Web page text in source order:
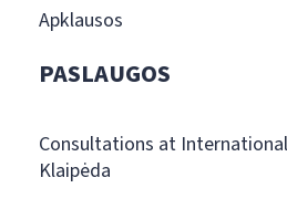
Apklausos
PASLAUGOS
Consultations at
Klaipėda